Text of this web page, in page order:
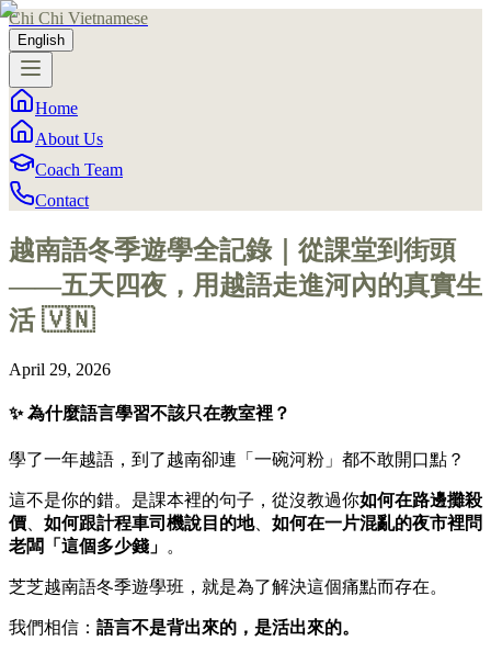
Chi Chi Vietnamese
English
Home
About Us
Coach Team
Contact
越南語冬季遊學全記錄｜從課堂到街頭
——五天四夜，用越語走進河內的真實生
活 🇻🇳
April 29, 2026
✨ 為什麼語言學習不該只在教室裡？
學了一年越語，到了越南卻連「一碗河粉」都不敢開口點？
這不是你的錯。是課本裡的句子，從沒教過你如何在路邊攤殺
價
如何跟計程車司機說目的地、 如何在一片混亂的夜市裡問
老闆「這個多少錢」 。
芝芝越南語冬季遊學班，就是為了解決這個痛點而存在。
我們相信： 語言不是背出來的，是活出來的。